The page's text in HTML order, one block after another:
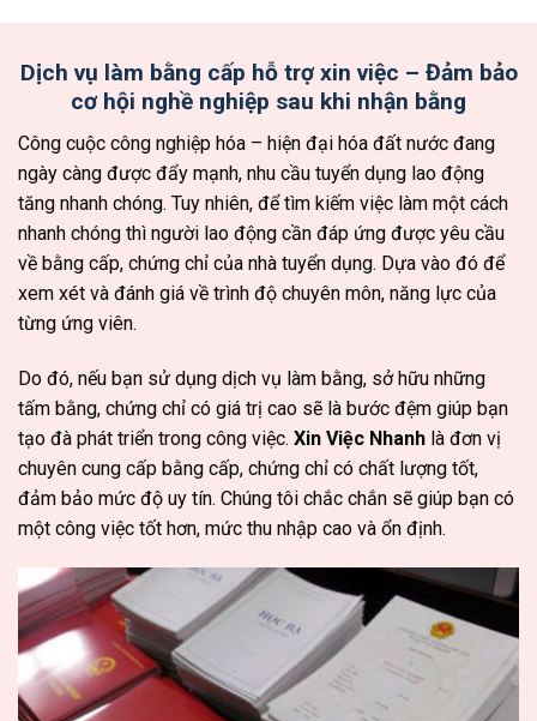
Dịch vụ làm bằng cấp hỗ trợ xin việc – Đảm bảo
cơ hội nghề nghiệp sau khi nhận bằng
Công cuộc công nghiệp hóa – hiện đại hóa đất nước đang
ngày càng được đẩy mạnh, nhu cầu tuyển dụng lao động
tăng nhanh chóng. Tuy nhiên, để tìm kiếm việc làm một cách
nhanh chóng thì người lao động cần đáp ứng được yêu cầu
về bằng cấp, chứng chỉ của nhà tuyển dụng. Dựa vào đó để
xem xét và đánh giá về trình độ chuyên môn, năng lực của
từng ứng viên.
Do đó, nếu bạn sử dụng dịch vụ làm bằng, sở hữu những
tấm bằng, chứng chỉ có giá trị cao sẽ là bước đệm giúp bạn
tạo đà phát triển trong công việc. Xin Việc Nhanh là đơn vị
chuyên cung cấp bằng cấp, chứng chỉ có chất lượng tốt,
đảm bảo mức độ uy tín. Chúng tôi chắc chắn sẽ giúp bạn có
một công việc tốt hơn, mức thu nhập cao và ổn định.